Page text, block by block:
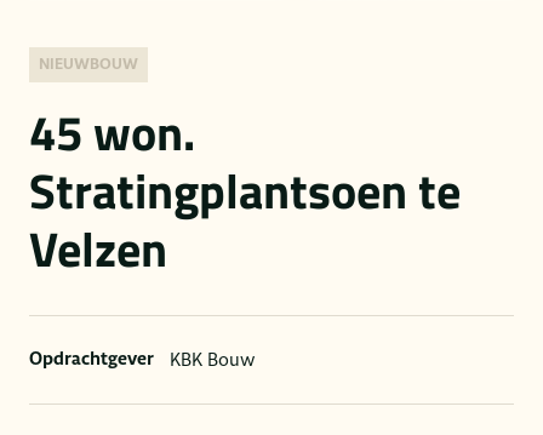
NIEUWBOUW
45 won.
Stratingplantsoen te
Velzen
Opdrachtgever KBK Bouw